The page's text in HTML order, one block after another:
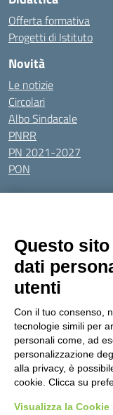
Offerta formativa
Progetti di Istituto
Novità
Le notizie
Circolari
Albo Sindacale
PNRR
PN 2021-2027
PON
Tutti gli argomenti
Amministrazione
Dichiarazione di
Seguici su:
Indirizzo:Via Gaetano
Centralino:0114053925
Posta elettronica
Codice fiscale:
Codice Indice delle
Questo
dati
utenti
Con il tuo consenso,
tecnologie simili per
personali come, ad
personalizzazione
alla privacy, è
cookie. Clicca su
Visualizza la